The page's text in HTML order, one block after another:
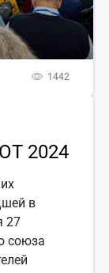
1442
2024
в
27
союза